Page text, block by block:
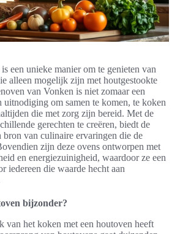
een unieke manier om te genieten van
alleen mogelijk zijn met houtgestookte
van Vonken is niet zomaar een
uitnodiging om samen te komen, te koken
die met zorg zijn bereid. Met de
gerechten te creëren, biedt de
bron van culinaire ervaringen die de
zijn deze ovens ontworpen met
en energiezuinigheid, waardoor ze een
iedereen die waarde hecht aan
bijzonder?
van het koken met een houtoven heeft